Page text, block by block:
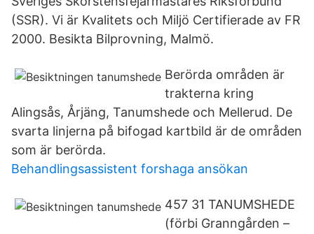
(SSR). Vi är Kvalitets och Miljö Certifierade av FR
2000. Besikta Bilprovning, Malmö.
Berörda områden är
trakterna kring
Alingsås, Årjäng, Tanumshede och Mellerud. De
svarta linjerna på bifogad kartbild är de områden
som är berörda.
Behandlingsassistent forshaga ansökan
457 31 TANUMSHEDE
(förbi Granngården –